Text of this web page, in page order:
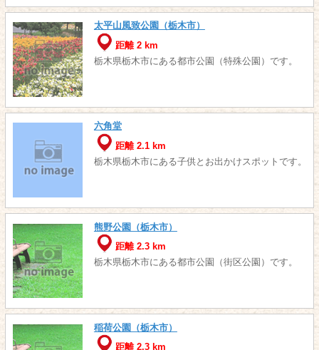
太平山風致公園（栃木市）
距離 2 km
栃木県栃木市にある都市公園（特殊公園）です。
六角堂
距離 2.1 km
栃木県栃木市にある子供とお出かけスポットです。
熊野公園（栃木市）
距離 2.3 km
栃木県栃木市にある都市公園（街区公園）です。
稲荷公園（栃木市）
距離 2.3 km